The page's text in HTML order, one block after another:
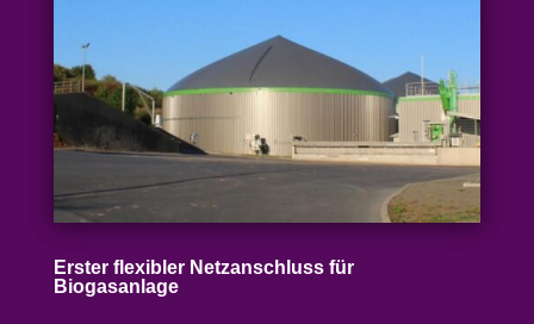
Erster flexibler Netz­an­schluss für
Biogasanlage